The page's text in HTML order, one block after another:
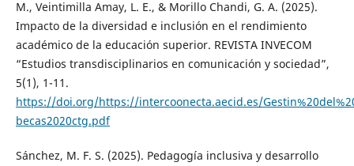
M., Veintimilla Amay, L. E., & Morillo Chandi, G. A. (2025).
Impacto de la diversidad e inclusión en el rendimiento
académico de la educación superior. REVISTA INVECOM
“Estudios transdisciplinarios en comunicación y sociedad”,
5(1), 1-11.
https://doi.org/https://intercoonecta.aecid.es/
becas2020ctg.pdf
Sánchez, M. F. S. (2025). Pedagogía inclusiva y desarrollo